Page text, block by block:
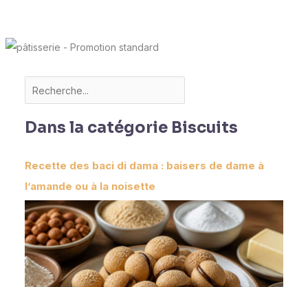
Dans la catégorie Biscuits
Recette des baci di dama : baisers de dame à
l’amande ou à la noisette